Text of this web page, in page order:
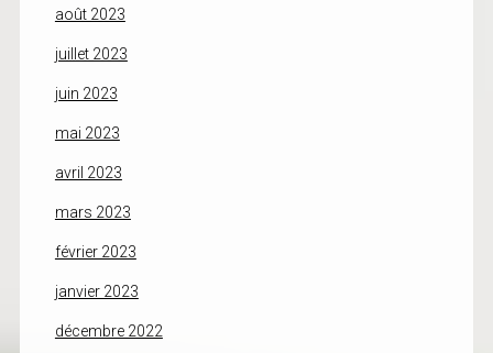
août 2023
juillet 2023
juin 2023
mai 2023
avril 2023
mars 2023
février 2023
janvier 2023
décembre 2022